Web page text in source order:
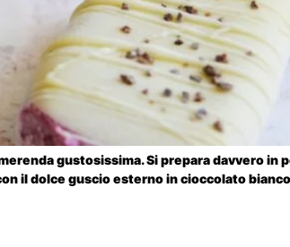
gustosissima. Si prepara davvero in
il dolce guscio esterno in cioccolato